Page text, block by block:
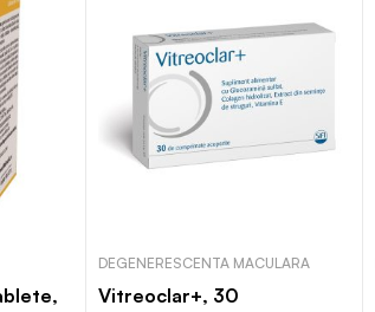
DEGENERESCENTA MACULARA
Vitreoclar+, 30